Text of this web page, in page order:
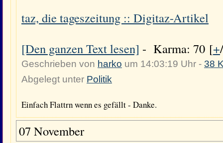
taz, die tageszeitung :: Digitaz-Artikel
[Den ganzen Text lesen] - Karma: 70 [+/
Geschrieben von harko um 14:03:19 Uhr - 38
Abgelegt unter Politik
Einfach Flattrn wenn es gefällt - Danke.
07 November